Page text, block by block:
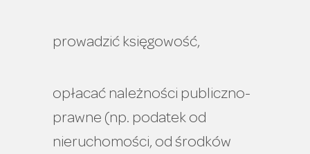
prowadzić księgowość,
opłacać należności publiczno-
prawne (np. podatek od
nieruchomości, od środków